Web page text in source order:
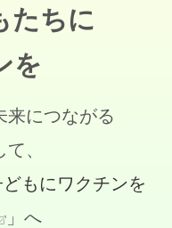
たちに
を
来につながる
、
もにワクチンを
」へ